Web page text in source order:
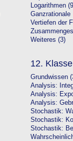
Logarithmen
Ganzrationale
Vertiefen der
Weiteres (3)
12. Klasse
Grundwissen
Analysis:
Analysis:
Analysis:
Stochastik:
Stochastik:
Stochastik: